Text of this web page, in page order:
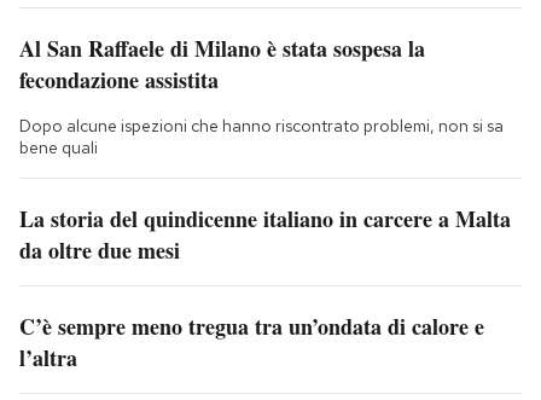
Al San Raffaele di Milano è stata sospesa la
fecondazione assistita
Dopo alcune ispezioni che hanno riscontrato problemi, non si sa
bene quali
La storia del quindicenne italiano in carcere a Malta
da oltre due mesi
C’è sempre meno tregua tra un’ondata di calore e
l’altra